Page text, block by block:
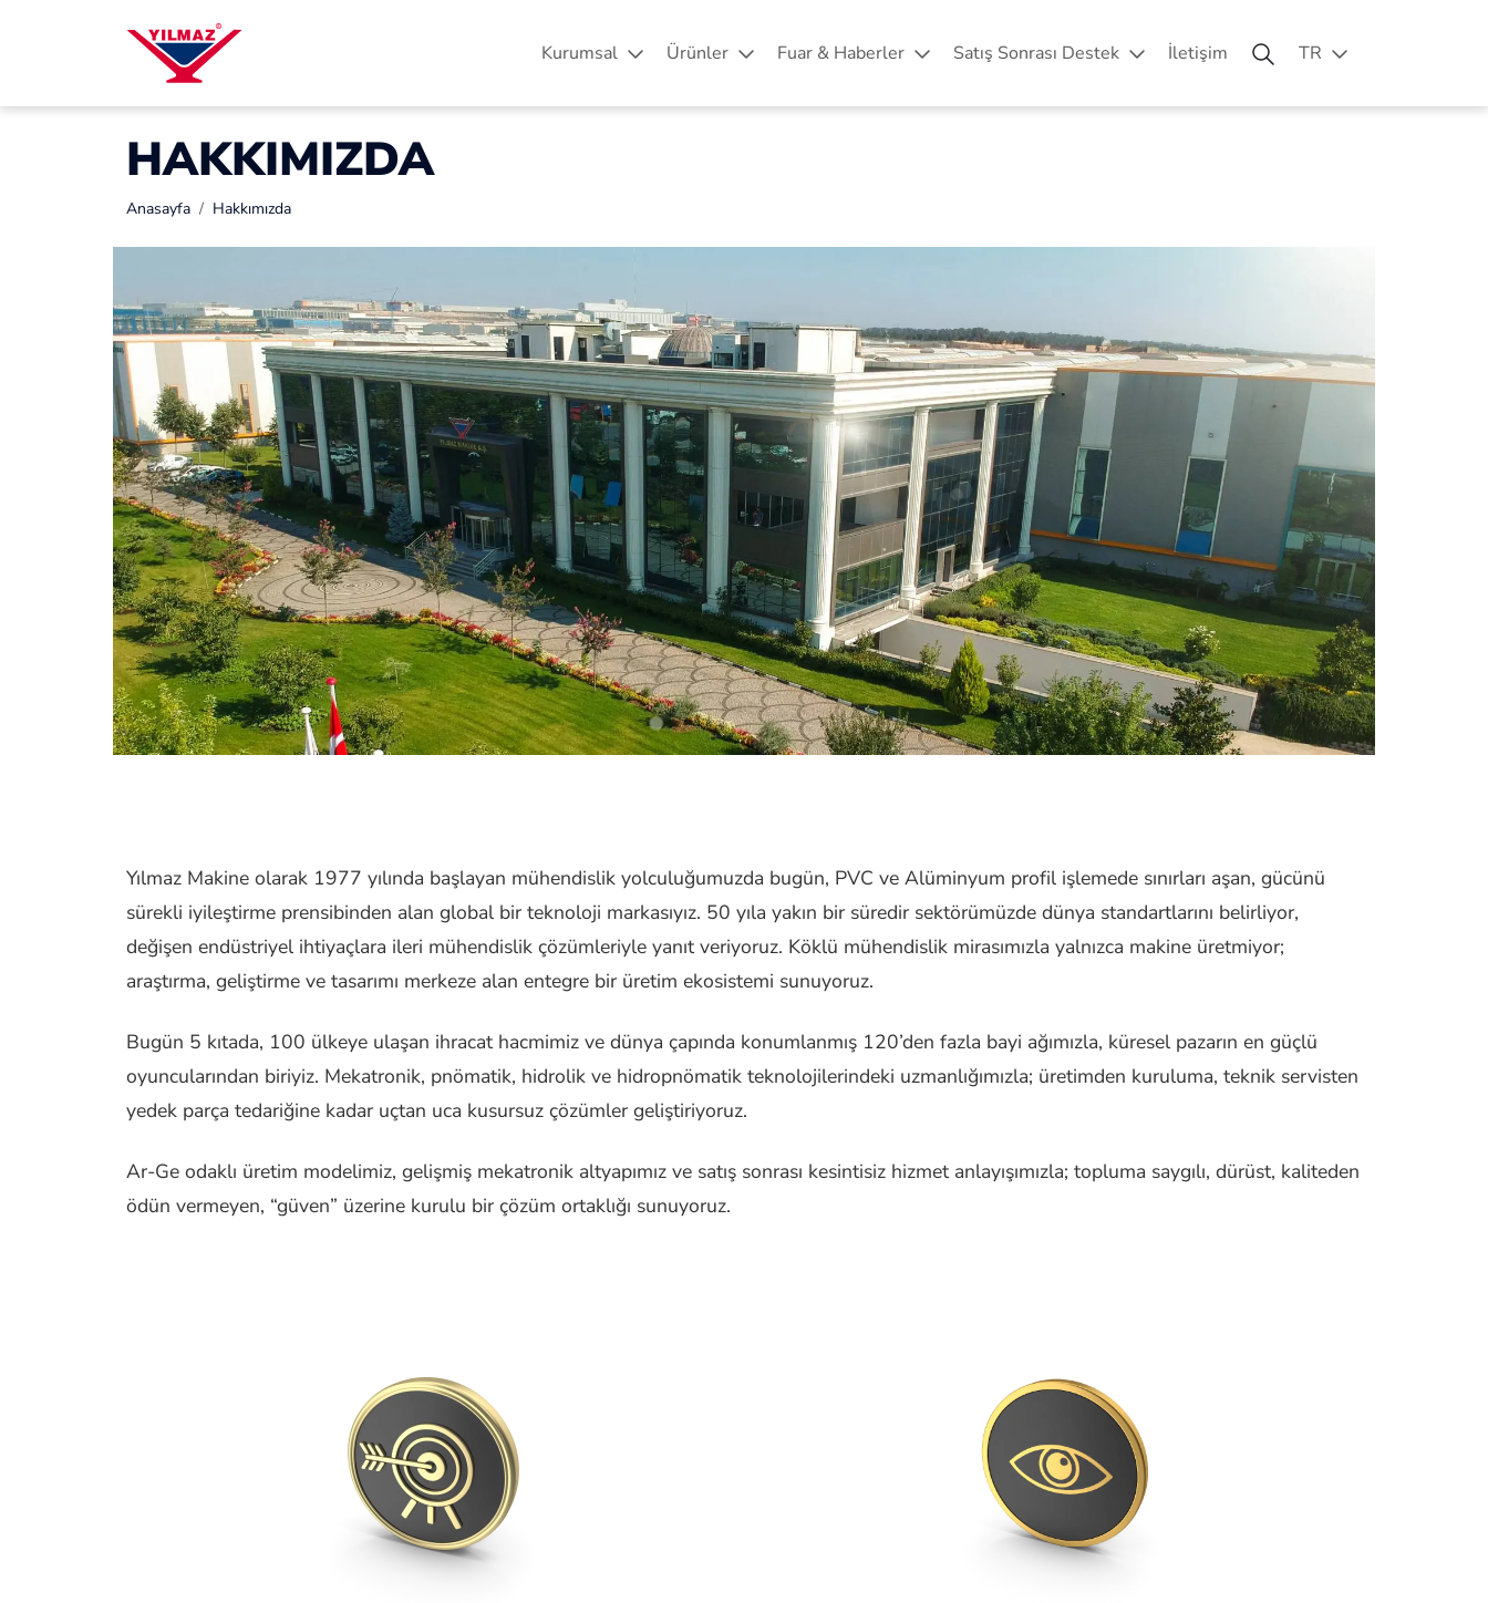
Kurumsal Ürünler Fuar & Haberler Satış Sonrası Destek İletişim TR
HAKKIMIZDA
Anasayfa Hakkımızda
Yılmaz Makine olarak 1977 yılında başlayan mühendislik yolculuğumuzda bugün, PVC ve Alüminyum profil işlemede sınırları aşan, gücünü
sürekli iyileştirme prensibinden alan global bir teknoloji markasıyız. 50 yıla yakın bir süredir sektörümüzde dünya standartlarını belirliyor,
değişen endüstriyel ihtiyaçlara ileri mühendislik çözümleriyle yanıt veriyoruz. Köklü mühendislik mirasımızla yalnızca makine üretmiyor;
araştırma, geliştirme ve tasarımı merkeze alan entegre bir üretim ekosistemi sunuyoruz.
Bugün 5 kıtada, 100 ülkeye ulaşan ihracat hacmimiz ve dünya çapında konumlanmış 120’den fazla bayi ağımızla, küresel pazarın en güçlü
oyuncularından biriyiz. Mekatronik, pnömatik, hidrolik ve hidropnömatik teknolojilerindeki uzmanlığımızla; üretimden kuruluma, teknik servisten
yedek parça tedariğine kadar uçtan uca kusursuz çözümler geliştiriyoruz.
Ar-Ge odaklı üretim modelimiz, gelişmiş mekatronik altyapımız ve satış sonrası kesintisiz hizmet anlayışımızla; topluma saygılı, dürüst, kaliteden
ödün vermeyen, “güven” üzerine kurulu bir çözüm ortaklığı sunuyoruz.